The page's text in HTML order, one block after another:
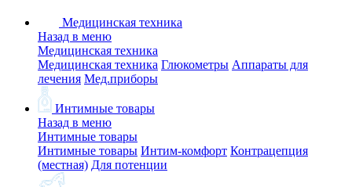
Медицинская техника
Назад в меню
Медицинская техника
Медицинская техника Глюкометры Аппараты для
лечения Мед.приборы
Интимные товары
Назад в меню
Интимные товары
Интимные товары Интим-комфорт Контрацепция
(местная) Для потенции